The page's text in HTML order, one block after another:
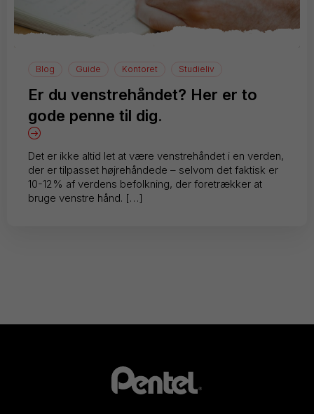
Blog Guide Kontoret Studieliv
Er du venstrehåndet? Her er to
gode penne til dig.
Det er ikke altid let at være venstrehåndet i en verden,
der er tilpasset højrehåndede – selvom det faktisk er
10-12% af verdens befolkning, der foretrækker at
bruge venstre hånd. […]